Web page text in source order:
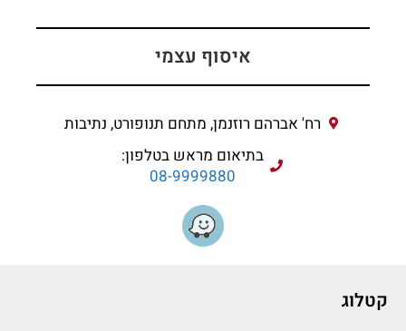
איסוף עצמי
רח' אברהם רוזנמן, מתחם תנופורט, נתיבות
בתיאום מראש בטלפון:
08-9999880
קטלוג